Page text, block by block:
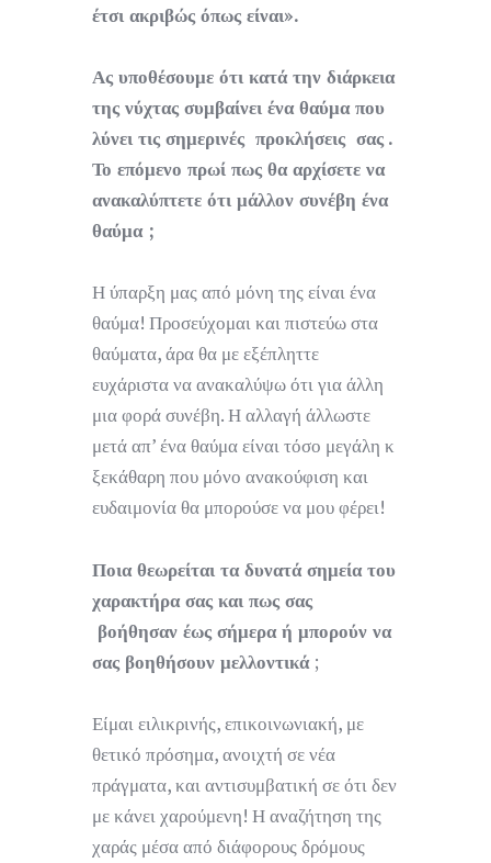
έτσι ακριβώς όπως είναι».
Ας υποθέσουμε ότι κατά την διάρκεια
της νύχτας συμβαίνει ένα θαύμα που
λύνει τις σημερινές προκλήσεις σας .
Το επόμενο πρωί πως θα αρχίσετε να
ανακαλύπτετε ότι μάλλον συνέβη ένα
θαύμα ;
Η ύπαρξη μας από μόνη της είναι ένα
θαύμα! Προσεύχομαι και πιστεύω στα
θαύματα, άρα θα με εξέπληττε
ευχάριστα να ανακαλύψω ότι για άλλη
μια φορά συνέβη. Η αλλαγή άλλωστε
μετά απ’ ένα θαύμα είναι τόσο μεγάλη κ
ξεκάθαρη που μόνο ανακούφιση και
ευδαιμονία θα μπορούσε να μου φέρει!
Ποια θεωρείται τα δυνατά σημεία του
χαρακτήρα σας και πως σας
βοήθησαν έως σήμερα ή μπορούν να
σας βοηθήσουν μελλοντικά;
Είμαι ειλικρινής, επικοινωνιακή, με
θετικό πρόσημα, ανοιχτή σε νέα
πράγματα, και αντισυμβατική σε ότι δεν
με κάνει χαρούμενη! Η αναζήτηση της
χαράς μέσα από διάφορους δρόμους